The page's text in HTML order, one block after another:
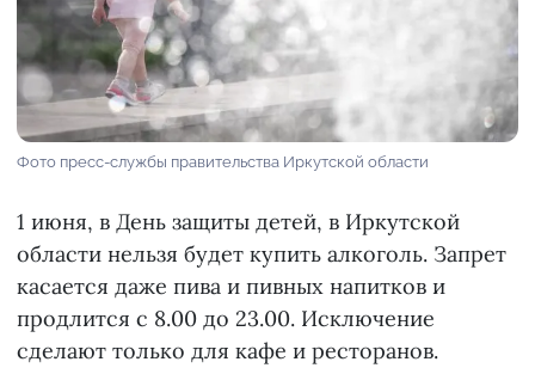
Фото пресс-службы правительства Иркутской области
1 июня, в День защиты детей, в Иркутской
области нельзя будет купить алкоголь. Запрет
касается даже пива и пивных напитков и
продлится с 8.00 до 23.00. Исключение
сделают только для кафе и ресторанов.